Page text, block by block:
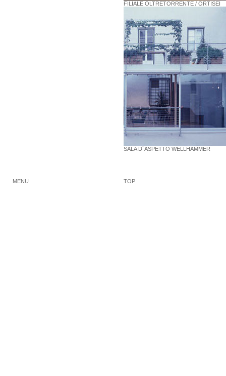
FILIALE OLTRETORRENTE / ORTISEI
SALA D`ASPETTO WELLHAMMER
MENU TOP